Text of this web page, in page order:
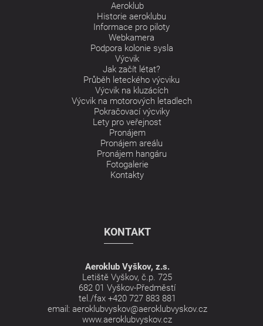
Aeroklub
Historie aeroklubu
Informace pro piloty
Webkamera
Podpora kolonie sysla
Výcvik
Jak začít létat?
Průběh leteckého výcviku
Výcvik na kluzácích
Výcvik na motorových letadlech
Pokračovací výcviky
Lety pro veřejnost
Pronájem
Pronájem areálu
Pronájem hangáru
Fotogalerie
Kontakty
KONTAKT
Aeroklub Vyškov, z.s.
Letiště Vyškov, č.p. 725
682 01 Vyškov-Předměstí
tel./fax +420 727 883 881
email: aeroklubvyskov@aeroklubvyskov.cz
www.aeroklubvyskov.cz